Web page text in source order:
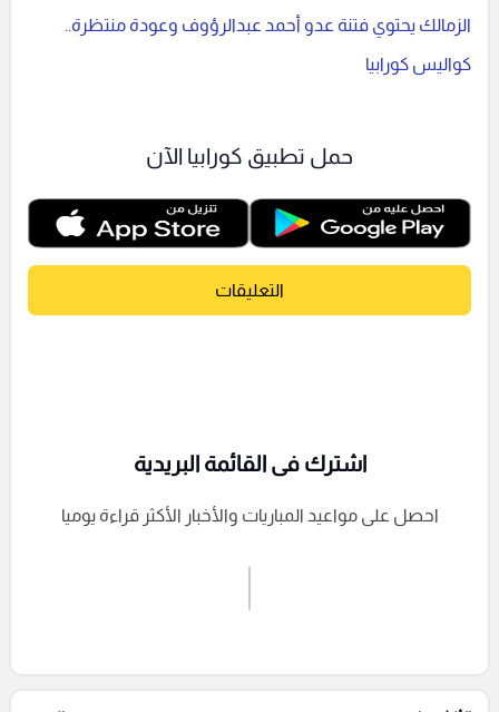
الزمالك يحتوي فتنة عدو أحمد عبدالرؤوف وعودة منتظرة..
كواليس كورابيا
حمل تطبيق كورابيا الآن
التعليقات
إرسال تعليق
اشترك فى القائمة البريدية
احصل على مواعيد المباريات والأخبار الأكثر قراءة يوميا